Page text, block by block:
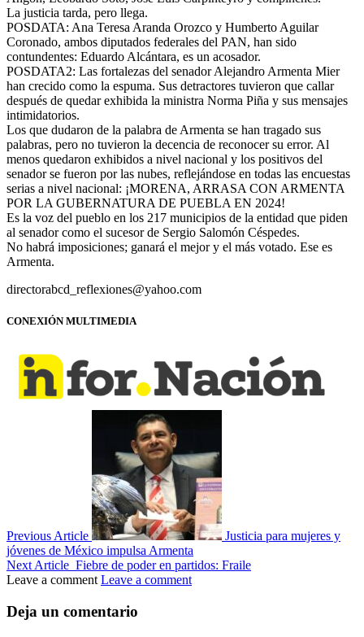
La justicia tarda, pero llega.
POSDATA: Ana Teresa Aranda Orozco y Humberto Aguilar
Coronado, ambos diputados federales del PAN, han sido
contundentes: Eduardo Alcántara, es un acosador.
POSDATA2: Las fortalezas del senador Alejandro Armenta Mier
han crecido como la espuma. Sus detractores tuvieron que callar
después de quedar exhibida la ministra Norma Piña y sus mensajes
intimidatorios.
Los que dudaron de la palabra de Armenta se han tragado sus
palabras, pero no tuvieron la decencia de reconocer su error. Al
menos quedaron exhibidos a nivel nacional y los positivos del
senador se fueron por las nubes, reflejándose en todas las encuestas
serias a nivel nacional: ¡MORENA, ARRASA CON ARMENTA
POR LA GUBERNATURA DE PUEBLA EN 2024!
Es la voz del pueblo en los 217 municipios de la entidad que piden
al senador como el sucesor de Sergio Salomón Céspedes.
No habrá imposiciones; ganará el mejor y el más votado. Ese es
Armenta.
directorabcd_reflexiones@yahoo.com
CONEXIÓN MULTIMEDIA
Previous Article
Justicia para mujeres y
jóvenes de México impulsa Armenta
Next Article Fiebre de poder en partidos: Fraile
Leave a comment Leave a comment
Deja un comentario